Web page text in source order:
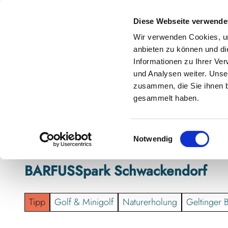
Diese Webseite
Wir verwenden Cookies,
anbieten zu können und
Informationen zu Ihrer
und Analysen weiter.
zusammen, die Sie ihnen
gesammelt haben.
i
w
l
l
Notwendig
Menü Buchen
BARFUSSpark Schwackendorf
Tipp Golf & Minigolf Naturerholung Geltinger